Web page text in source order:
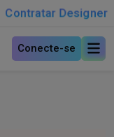
Contratar Designer
Conecte-se